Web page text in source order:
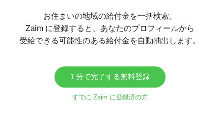
お住まいの地域の給付金を一括検索。
Zaim に登録すると、あなたのプロフィールから
受給できる可能性のある給付金を自動抽出します。
1 分で完了する無料登録
すでに Zaim に登録済の方